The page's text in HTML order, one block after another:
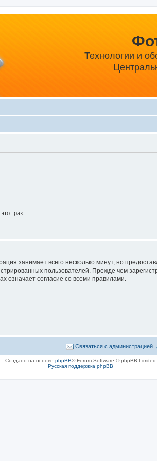
Технологии и
раз
занимает всего несколько минут, но
пользователей. Прежде чем
согласие со всеми правилами.
Связаться с администрацией
Создано на основе phpBB® Forum Software © phpBB Limited
Русская поддержка phpBB